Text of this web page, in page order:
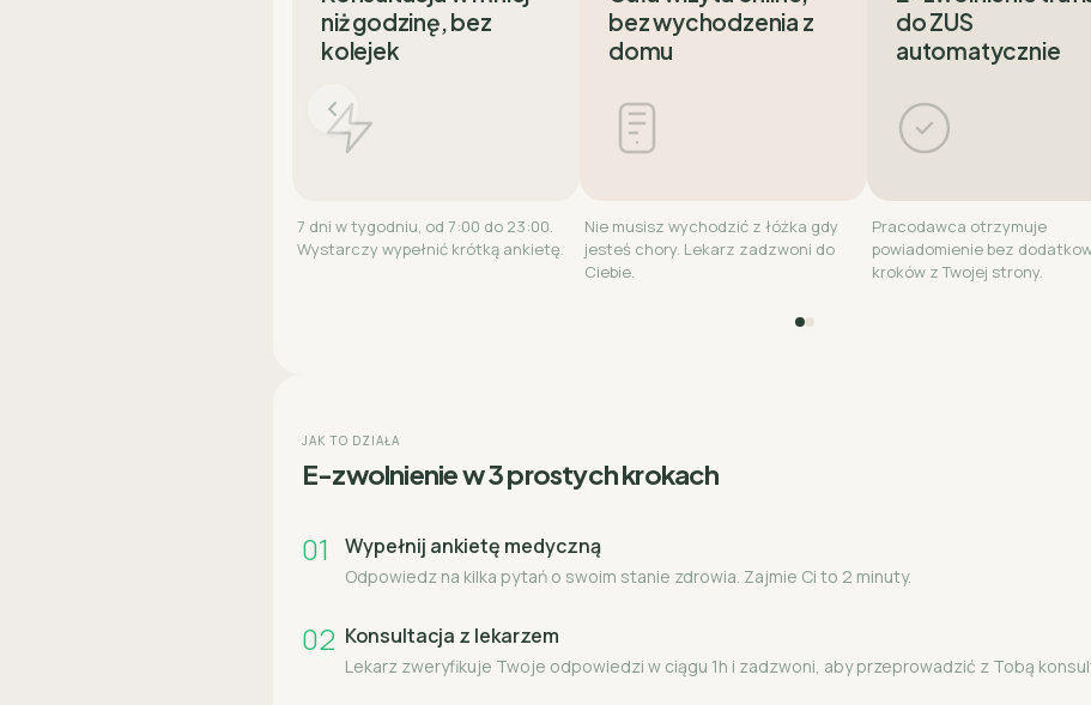
niż godzinę, bez
kolejek
7 dni w tygodniu, od 7:00 do 23:00.
Wystarczy wypełnić krótką ankietę.
bez wychodzenia z
domu
Nie musisz wychodzić z łóżka gdy
jesteś chory. Lekarz zadzwoni do
Ciebie.
do ZUS
automatycznie
Pracodawca otrzymuje
powiadomienie bez
kroków z Twojej strony.
JAK TO DZIAŁA
E-zwolnienie w 3 prostych krokach
01 Wypełnij ankietę medyczną
Odpowiedz na kilka pytań o swoim stanie zdrowia. Zajmie Ci to 2 minuty.
02 Konsultacja z lekarzem
Lekarz zweryfikuje Twoje odpowiedzi w ciągu 1h i zadzwoni, aby przeprowadzić z Tobą